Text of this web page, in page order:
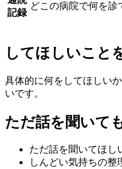
記録
どこの病院で何を診
してほしいこと
具体的に何をしてほしい
いです。
ただ話を聞いて
ただ話を聞いてほし
しんどい気持ちの整